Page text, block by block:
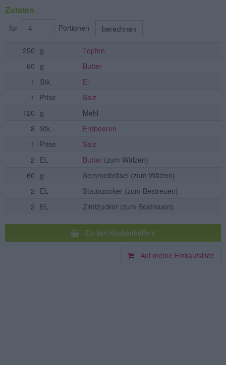
Zutaten
für Portionen berechnen
250 g
Topfen
60 g
Butter
1
Stk.
Ei
1
Prise
Salz
120 g
Mehl
8 Stk.
Erdbeeren
1
Prise
Salz
2 EL Butter (zum Wälzen)
60 g Semmelbrösel (zum Wälzen)
2 EL Staubzucker (zum Bestreuen)
2 EL Zimtzucker (zum Bestreuen)
Zu den Küchenhelfern
Auf meine Einkaufsliste